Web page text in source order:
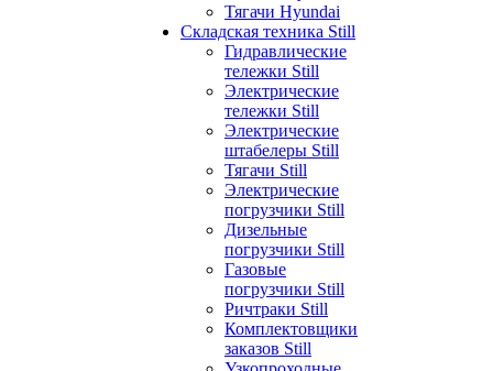
Тягачи Hyundai
Складская техника Still
Гидравлические
тележки Still
Электрические
тележки Still
Электрические
штабелеры Still
Тягачи Still
Электрические
погрузчики Still
Дизельные
погрузчики Still
Газовые
погрузчики Still
Ричтраки Still
Комплектовщики
заказов Still